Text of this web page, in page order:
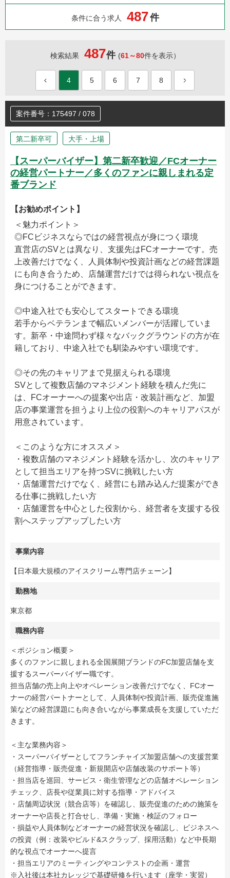
条件に合う求人 487件
検索結果 487件 (61～80件を表示）
4 5 6 7 8
案件番号：175497 / 078
第二新卒可 大手・上場
【スーパーバイザー】第二新卒歓迎／FCオーナー
の経営パートナー／多くのファンに親しまれる定
番ブランド
【お勧めポイント】
＜魅力ポイント＞
◎FCビジネスならではの経営視点が身につく環境
直営店のSVとは異なり、支援先はFCオーナーです。売
上改善だけでなく、人員体制や投資計画などの経営課題
にも向き合うため、店舗運営だけでは得られない視点を
身につけることができます。
◎中途入社でも安心してスタートできる環境
若手からベテランまで幅広いメンバーが活躍していま
す。新卒・中途問わず様々なバックグラウンドの方が在
籍しており、中途入社でも馴染みやすい環境です。
◎その先のキャリアまで見据えられる環境
SVとして複数店舗のマネジメント経験を積んだ先に
は、FCオーナーへの提案や出店・改装計画など、加盟
店の事業運営を担うより上位の役割へのキャリアパスが
用意されています。
＜このような方にオススメ＞
・複数店舗のマネジメント経験を活かし、次のキャリア
として担当エリアを持つSVに挑戦したい方
・店舗運営だけでなく、経営にも踏み込んだ提案ができ
る仕事に挑戦したい方
・店舗運営を中心とした役割から、経営者を支援する役
割へステップアップしたい方
事業内容
【日本最大規模のアイスクリーム専門店チェーン】
勤務地
東京都
職務内容
＜ポジション概要＞
多くのファンに親しまれる全国展開ブランドのFC加盟店舗を支
援するスーパーバイザー職です。
担当店舗の売上向上やオペレーション改善だけでなく、FCオー
ナーの経営パートナーとして、人員体制や投資計画、販売促進施
策などの経営課題にも向き合いながら事業成長を支援していただ
きます。
＜主な業務内容＞
・スーパーバイザーとしてフランチャイズ加盟店舗への支援営業
（経営指導・販売促進・新規開店や店舗改装のサポート等）
・担当店を巡回、サービス・衛生管理などの店舗オペレーション
チェック、店長や従業員に対する指導・アドバイス
・店舗周辺状況（競合店等）を確認し、販売促進のための施策を
オーナーや店長と打合せし、準備・実施・検証のフォロー
・損益や人員体制などオーナーの経営状況を確認し、ビジネスへ
の投資（例：改装やビルド&スクラップ、採用活動）など中長期
的な視点でオーナーへ提言
・担当エリアのミーティングやコンテストの企画・運営
※入社後は本社カレッジで基礎研修を行います（座学・実習）